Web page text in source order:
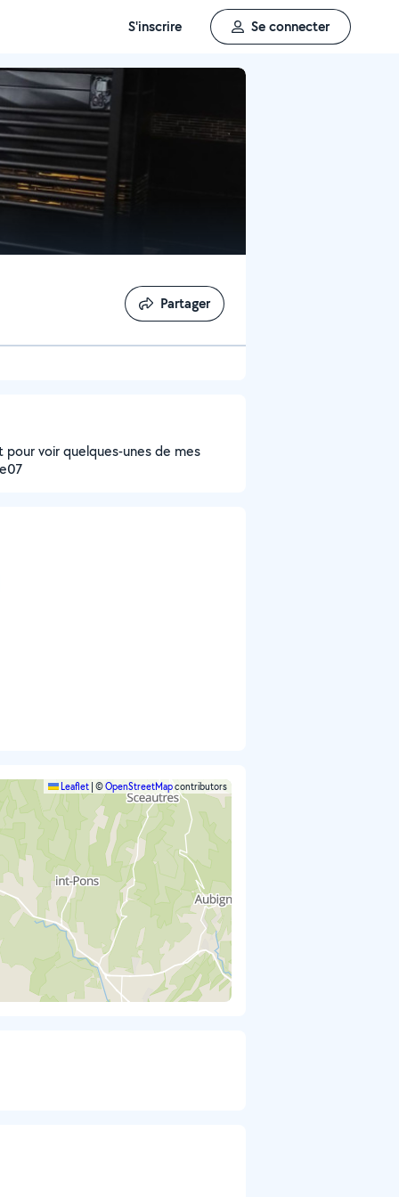
S'inscrire Se connecter
Partager
Partager
voir quelques-unes de mes
Leaflet ©OpenStreetMapcontributors